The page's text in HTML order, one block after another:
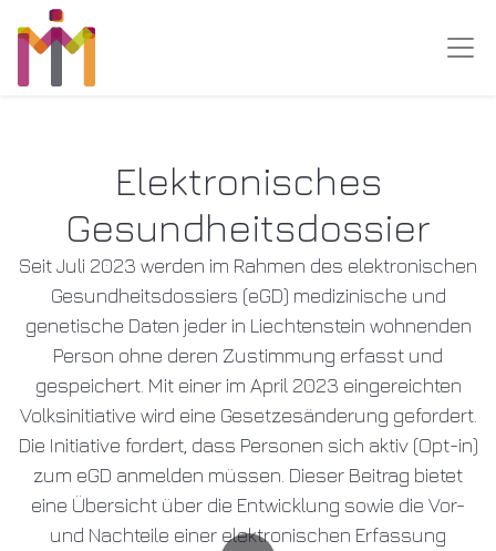
Elektronisches
Gesundheitsdossier
Seit Juli 2023 werden im Rahmen des elektronischen
Gesundheitsdossiers (eGD) medizinische und
genetische Daten jeder in Liechtenstein wohnenden
Person ohne deren Zustimmung erfasst und
gespeichert. Mit einer im April 2023 eingereichten
Volksinitiative wird eine Gesetzesänderung gefordert.
Die Initiative fordert, dass Personen sich aktiv (Opt-in)
zum eGD anmelden müssen. Dieser Beitrag bietet
eine Übersicht über die Entwicklung sowie die Vor-
und Nachteile einer elektronischen Erfassung